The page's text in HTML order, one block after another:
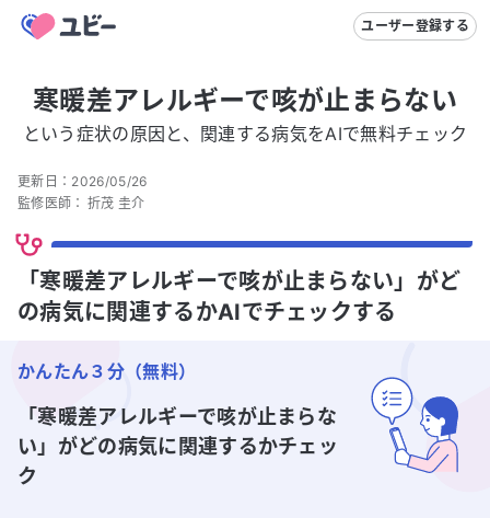
ユーザー登録する
寒暖差アレルギーで咳が止まらない
という症状の原因と、関連する病気をAIで無料チェック
更新日： 2026/05/26
監修医師： 折茂 圭介
「寒暖差アレルギーで咳が止まらない」がど
の病気に関連するかAIでチェックする
かんたん３分（無料）
「寒暖差アレルギーで咳が止まらな
い」 がどの病気に関連するかチェッ
ク